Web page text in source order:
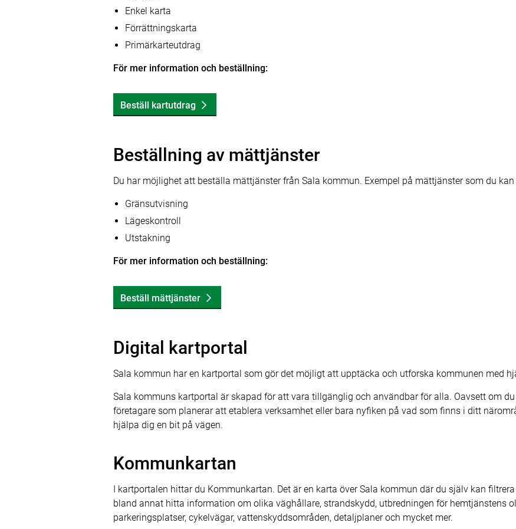
Enkel karta
Förrättningskarta
Primärkarteutdrag
För mer information och beställning:
Beställ kartutdrag
Beställning av mättjänster
Du har möjlighet att beställa mättjänster från Sala kommun. Exempel på mättjänster som du
Gränsutvisning
Lägeskontroll
Utstakning
För mer information och beställning:
Beställ mättjänster
Digital kartportal
Sala kommun har en kartportal som gör det möjligt att upptäcka och utforska kommunen med
Sala kommuns kartportal är skapad för att vara tillgänglig och användbar för alla. Oavsett om
företagare som planerar att etablera verksamhet eller bara nyfiken på vad som finns i ditt
hjälpa dig en bit på vägen.
Kommunkartan
I kartportalen hittar du Kommunkartan. Det är en karta över Sala kommun där du själv kan
bland annat hitta information om olika väghållare, strandskydd, utbredningen för hemtjänstens
parkeringsplatser, cykelvägar, vattenskyddsområden, detaljplaner och mycket mer.